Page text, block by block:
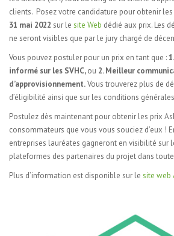
clients. Posez votre candidature pour obtenir les
31 mai 2022 sur le site Web dédié aux prix. Les
ne seront visibles que par le jury chargé de
Vous pouvez postuler pour un prix en tant que :
informé sur les SVHC,ou 2. Meilleur
d’approvisionnement.Vous trouverez plus de
d’éligibilité ainsi que sur les conditions
Postulez dès maintenant pour obtenir les prix
consommateurs que vous vous souciez d’eux !
entreprises lauréates gagneront en visibilité sur
plateformes des partenaires du projet dans toute
Plus d’information est disponible sur le site web